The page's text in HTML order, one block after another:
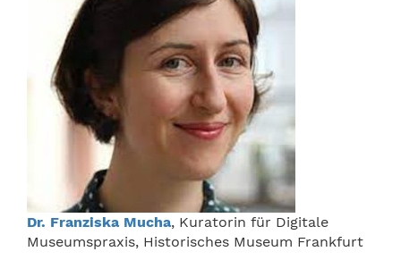
Dr. Franziska Mucha, Kuratorin für Digitale
Museumspraxis, Historisches Museum Frankfurt